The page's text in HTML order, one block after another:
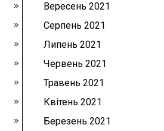
Вересень 2021
Серпень 2021
Липень 2021
Червень 2021
Травень 2021
Квітень 2021
Березень 2021